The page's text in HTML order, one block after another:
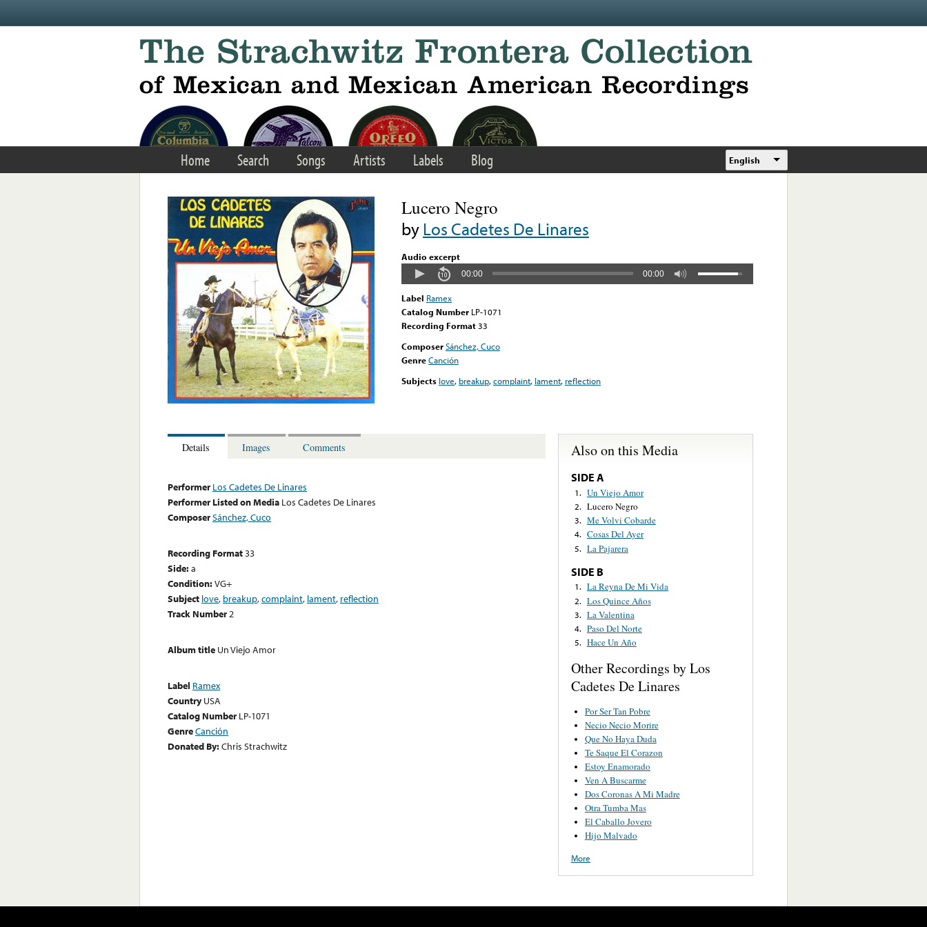
Home Search Songs Artists Labels Blog English
Lucero Negro
byLos Cadetes De Linares
Audio excerpt
00:00 00:00
Label Ramex
Catalog Number LP-1071
Recording Format33
ComposerSánchez, Cuco
GenreCanción
Subjects love, breakup,complaint, lament, reflection
Details Images Comments
Performer Los Cadetes De Linares
Performer Listed on Media Los Cadetes De Linares
ComposerSánchez, Cuco
Recording Format33
Side:a
Condition:VG+
Subject love, breakup,complaint, lament, reflection
Track Number2
Album title Un Viejo Amor
Label Ramex
Country USA
Catalog Number LP-1071
GenreCanción
Donated By:Chris Strachwitz
Also on this Media
SIDE A
1. Un Viejo Amor
2. Lucero Negro
3. Me Volvi Cobarde
4. Cosas Del Ayer
5. La Pajarera
SIDE B
1. La Reyna De Mi Vida
2. Los Quince Años
3. La Valentina
4. Paso Del Norte
5. Hace Un Año
Other Recordings by Los
Cadetes De Linares
Por Ser Tan Pobre
Necio Necio Morire
Que No Haya Duda
Te Saque El Corazon
Estoy Enamorado
Ven A Buscarme
Dos Coronas A Mi Madre
Otra Tumba Mas
El Caballo Jovero
Hijo Malvado
More